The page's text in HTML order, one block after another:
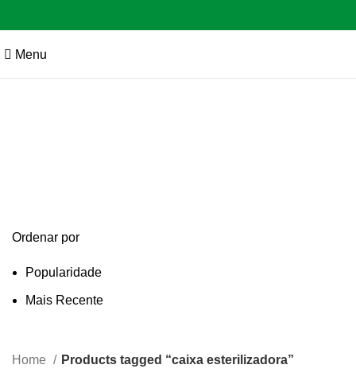
Menu
Ordenar por
Popularidade
Mais Recente
Home Products tagged “caixa esterilizadora”